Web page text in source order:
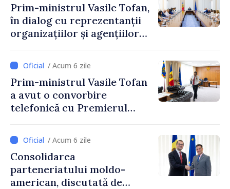
Prim-ministrul Vasile Tofan,
în dialog cu reprezentanții
organizațiilor și agențiilor
Moldova
/ Acum 6 zile
Prim-ministrul Vasile Tofan
a avut o convorbire
telefonică cu Premierul
/ Acum 6 zile
Consolidarea
parteneriatului moldo-
american, discutată de